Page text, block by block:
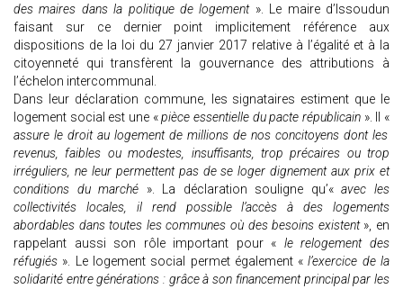
des maires dans la politique de logement ». Le maire d’Issoudun
faisant sur ce dernier point implicitement référence aux
dispositions de la loi du 27 janvier 2017 relative à l’égalité et à la
citoyenneté qui transfèrent la gouvernance des attributions à
l’échelon intercommunal.
Dans leur déclaration commune, les signataires estiment que le
logement social est une «pièce essentielle du pacte républicain ». Il «
assure le droit au logement de millions de nos concitoyens dont les
revenus, faibles ou modestes, insuffisants, trop précaires ou trop
irréguliers, ne leur permettent pas de se loger dignement aux prix et
conditions du marché ». La déclaration souligne qu’«avec les
collectivités locales, il rend possible l’accès à des logements
abordables dans toutes les communes où des besoins existent», en
rappelant aussi son rôle important pour « le relogement des
réfugiés ». Le logement social permet également « l’exercice de la
solidarité entre générations : grâce à son financement principal par les